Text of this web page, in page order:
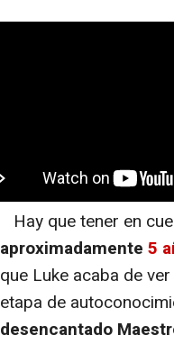
Hay que tener en
aproximadamente 5
que Luke acaba de
etapa de
desencantado